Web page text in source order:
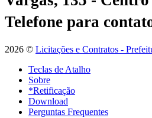
Telefone para
2026 © Licitações e Contratos -
Teclas de Atalho
Sobre
*Retificação
Download
Perguntas Frequentes